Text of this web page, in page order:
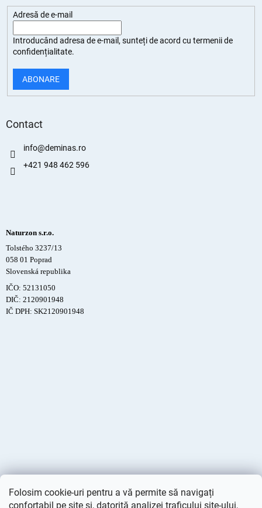
Folosim cookie-uri pentru a vă permite să navigați
confortabil pe site și, datorită analizei traficului site-ului,
Adresă de e-mail
Introducând adresa de e-mail, sunteți deacord cu termenii de
confidențialitate.
ABONARE
Contact
info@deminas.ro
+421 948 462 596
Naturzon s.r.o.
Tolstého 3237/13
058 01 Poprad
Slovenská republika
IČO: 52131050
DIČ: 2120901948
IČ DPH: SK2120901948